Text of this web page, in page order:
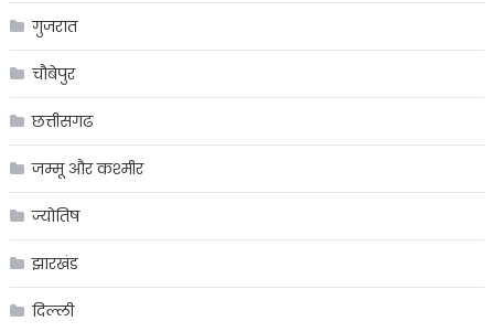
गुजरात
चौबेपुर
छत्तीसगढ
जम्मू और कश्मीर
ज्योतिष
झारखंड
दिल्ली